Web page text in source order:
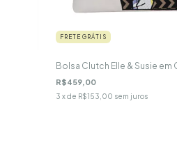
FRETE GRÁTIS
Bolsa Clutch Elle & Susie em
R$459,00
3 x de R$153,00 sem juros